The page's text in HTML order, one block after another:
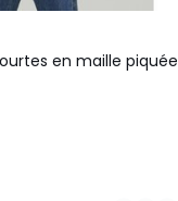
en maille piquée